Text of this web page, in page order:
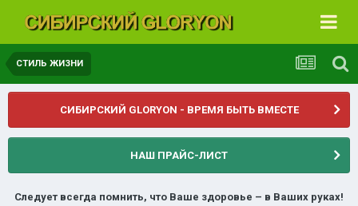
СТИЛЬ ЖИЗНИ
СИБИРСКИЙ GLORYON - ВРЕМЯ БЫТЬ ВМЕСТЕ
НАШ ПРАЙС-ЛИСТ
Следует всегда помнить, что Ваше здоровье – в Ваших руках!